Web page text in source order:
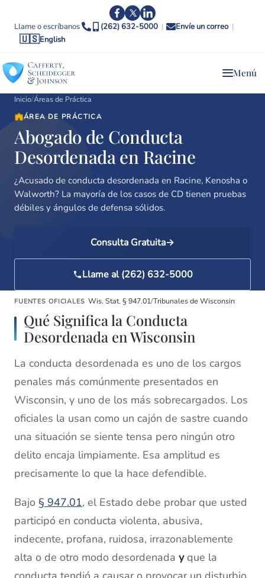
Llame o escríbanos (262) 632-5000 | Envíe un correo |
🇺🇸English
Menú
Inicio/Áreas de Práctica
ÁREA DE PRÁCTICA
Abogado de Conducta
Desordenada en Racine
¿Acusado de conducta desordenada en Racine, Kenosha o
Walworth? La mayoría de los casos de CD tienen pruebas
débiles y ángulos de defensa sólidos.
Consulta Gratuita
Llame al (262) 632-5000
FUENTES OFICIALES Wis. Stat. § 947.01/Tribunales de Wisconsin
Qué Significa la Conducta
Desordenada en Wisconsin
La conducta desordenada es uno de los cargos
penales más comúnmente presentados en
Wisconsin, y uno de los más sobrecargados. Los
oficiales la usan como un cajón de sastre cuando
una situación se siente tensa pero ningún otro
delito encaja limpiamente. Esa amplitud es
precisamente lo que la hace defendible.
Bajo § 947.01, el Estado debe probar que usted
participó en conducta violenta, abusiva,
indecente, profana, ruidosa, irrazonablemente
alta o de otro modo desordenada yque la